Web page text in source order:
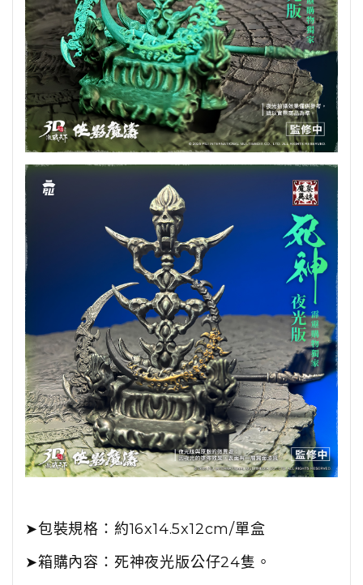
➤包裝規格： 約16x14.5x12cm/單盒
➤箱購內容：死神夜光版公仔24隻。